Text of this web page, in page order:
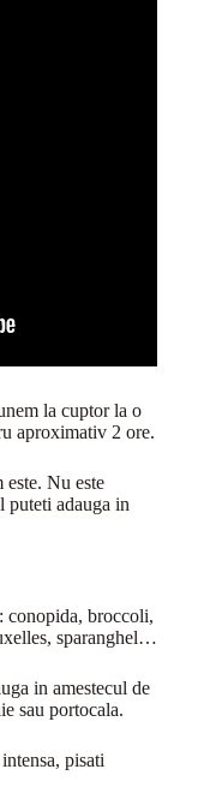
la cuptor la o
aproximativ 2 ore.
Nu este
puteti adauga in
conopida, broccoli,
sparanghel…
in amestecul de
sau portocala.
pisati